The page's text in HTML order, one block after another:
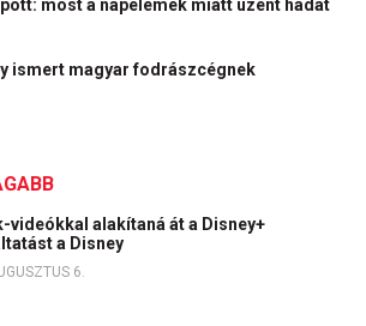
most a napelemek miatt üzent hadat
ismert magyar fodrászcégnek
videókkal alakítaná át a Disney+
a Disney
6.